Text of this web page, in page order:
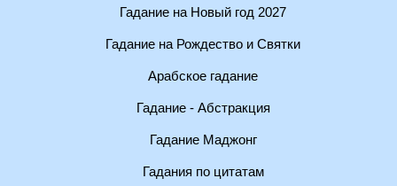
Гадание на Новый год 2027
Гадание на Рождество и Святки
Арабское гадание
Гадание - Абстракция
Гадание Маджонг
Гадания по цитатам